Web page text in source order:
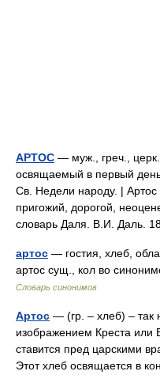
АРТОС — муж., греч.,
освящаемый в первый
Св. Недели народу. | Артос
пригожий, дорогой,
словарь Даля. В.И. Даль.
артос — гостия, хлеб,
артос сущ., кол во
Словарь синонимов
Артос — (гр. – хлеб) – так
изображением Креста или
ставится пред царскими
Этот хлеб освящается в